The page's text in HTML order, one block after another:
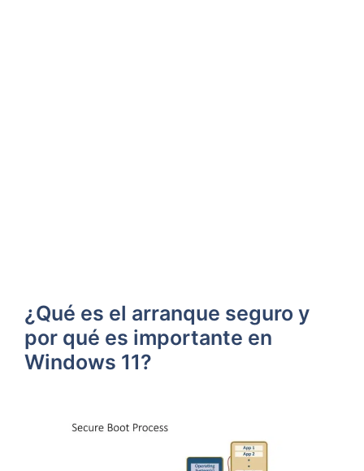
¿Qué es el arranque seguro y
por qué es importante en
Windows 11?